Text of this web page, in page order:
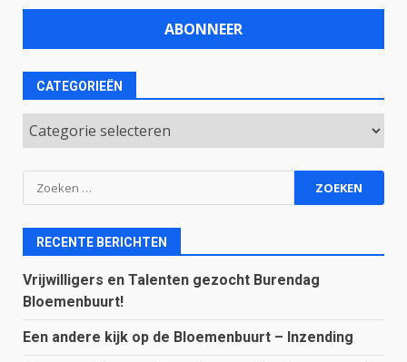
CATEGORIEËN
Categorieën
Zoeken
naar:
RECENTE BERICHTEN
Vrijwilligers en Talenten gezocht Burendag
Bloemenbuurt!
Een andere kijk op de Bloemenbuurt – Inzending